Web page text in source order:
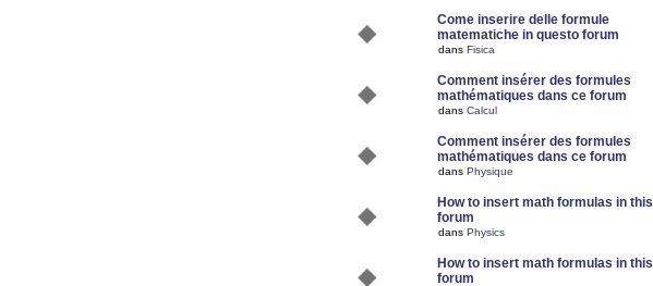
Come inserire delle formule
matematiche in questo forum
dans Fisica
Comment insérer des formules
mathématiques dans ce forum
dans Calcul
Comment insérer des formules
mathématiques dans ce forum
dans Physique
How to insert math formulas in this
forum
dans Physics
How to insert math formulas in this
forum